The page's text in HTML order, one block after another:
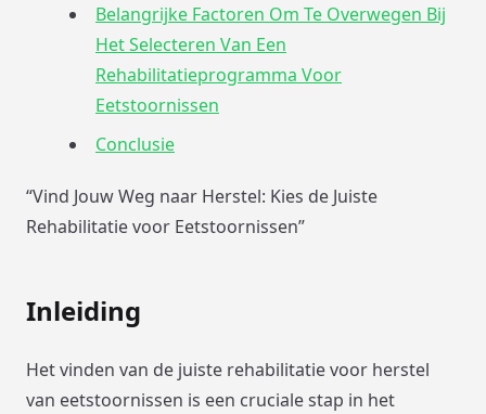
Belangrijke Factoren Om Te Overwegen Bij
Het Selecteren Van Een
Rehabilitatieprogramma Voor
Eetstoornissen
Conclusie
“Vind Jouw Weg naar Herstel: Kies de Juiste
Rehabilitatie voor Eetstoornissen”
Inleiding
Het vinden van de juiste rehabilitatie voor herstel
van eetstoornissen is een cruciale stap in het